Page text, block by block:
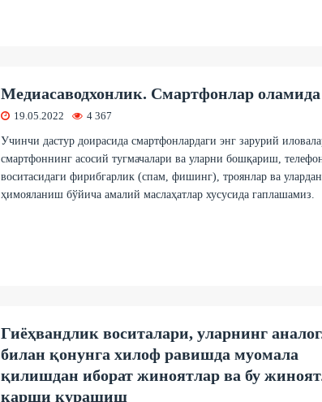
Медиасаводхонлик. Смартфонлар оламида
19.05.2022 4 367
Учинчи дастур доирасида смартфонлардаги энг зарурий
смартфоннинг асосий тугмачалари ва уларни бошқариш,
воситасидаги фирибгарлик (спам, фишинг), троянлар ва улардан
ҳимояланиш бўйича амалий маслаҳатлар хусусида гаплашамиз.
Гиёҳвандлик воситалари, уларнинг
билан қонунга хилоф равишда муомала
қилишдан иборат жиноятлар ва бу
қарши курашиш